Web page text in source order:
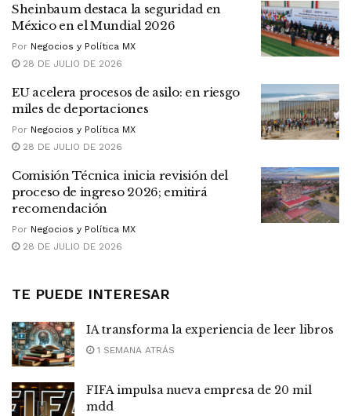
Sheinbaum destaca la seguridad en
México en el Mundial 2026
Por Negocios y Política MX
28 DE JULIO DE 2026
EU acelera procesos de asilo: en riesgo
miles de deportaciones
Por Negocios y Política MX
28 DE JULIO DE 2026
Comisión Técnica inicia revisión del
proceso de ingreso 2026; emitirá
recomendación
Por Negocios y Política MX
28 DE JULIO DE 2026
TE PUEDE INTERESAR
IA transforma la experiencia de leer libros
1 SEMANA ATRÁS
FIFA impulsa nueva empresa de 20 mil
mdd